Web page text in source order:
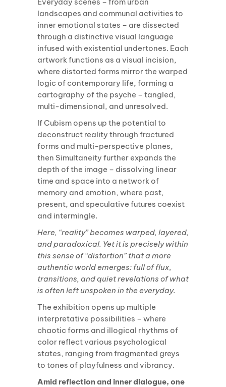
landscapes and communal activities to
inner emotional states – are dissected
through a distinctive visual language
infused with existential undertones. Each
artwork functions as a visual incision,
where distorted forms mirror the warped
logic of contemporary life, forming a
cartography of the psyche – tangled,
multi-dimensional, and unresolved.
If Cubism opens up the potential to
deconstruct reality through fractured
forms and multi-perspective planes,
then Simultaneity further expands the
depth of the image – dissolving linear
time and space into a network of
memory and emotion, where past,
present, and speculative futures coexist
and intermingle.
Here, “reality” becomes warped, layered,
and paradoxical. Yet it is precisely within
this sense of “distortion” that a more
authentic world emerges: full of flux,
transitions, and quiet revelations of what
is often left unspoken in the everyday.
The exhibition opens up multiple
interpretative possibilities – where
chaotic forms and illogical rhythms of
color reflect various psychological
states, ranging from fragmented greys
to tones of playfulness and vibrancy.
Amid reflection and inner dialogue, one